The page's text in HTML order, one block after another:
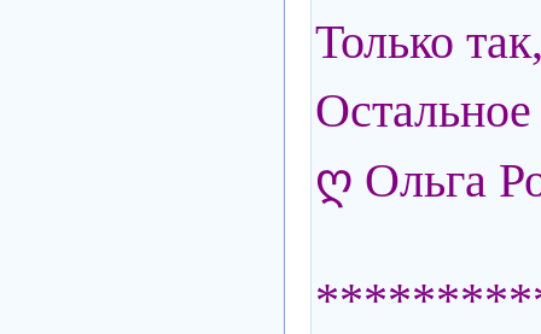
Только
ღ Ольга